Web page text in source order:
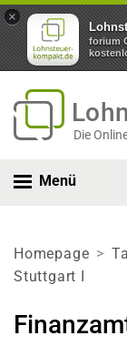
×
forium
Die
Menü
Homepage
Stuttgart I